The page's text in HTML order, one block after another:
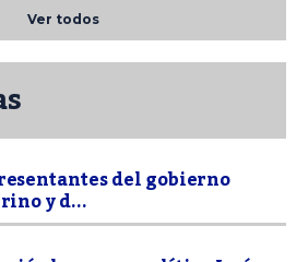
Ver todos
del gobierno
y d...